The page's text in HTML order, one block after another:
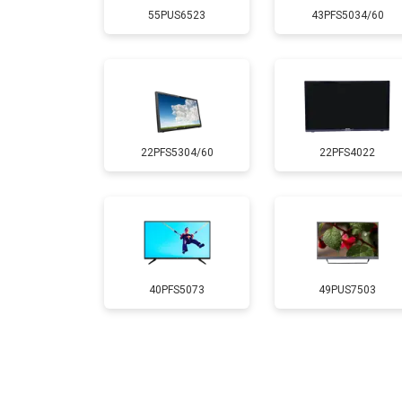
Замена лампы подсветки
Ремонт блока управления
Замена блока питания
Замена матрицы
Прошивка
55PUS6523 43PFS5034/60
22PFS5304/60 22PFS4022
40PFS5073 49PUS7503